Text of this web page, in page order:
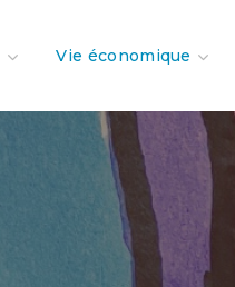
Vie économique